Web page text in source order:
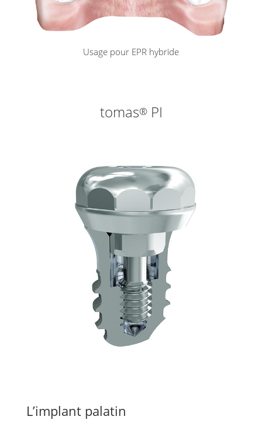
Usage pour EPR hybride
tomas®PI
L’implant palatin